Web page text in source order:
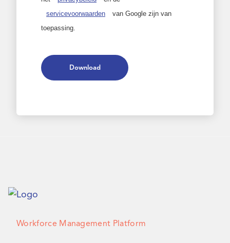
servicevoorwaarden
van Google zijn van
toepassing.
Download
Workforce Management Platform